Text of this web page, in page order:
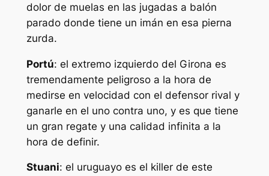
dolor de muelas en las jugadas a balón
parado donde tiene un imán en esa pierna
zurda.
Portú: el extremo izquierdo del Girona es
tremendamente peligroso a la hora de
medirse en velocidad con el defensor rival y
ganarle en el uno contra uno, y es que tiene
un gran regate y una calidad infinita a la
hora de definir.
Stuani: el uruguayo es el killer de este